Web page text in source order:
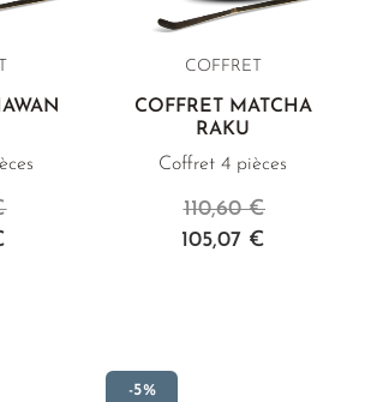
COFFRET
COFFRET MATCHA
RAKU
Coffret 4 pièces
105,07 €
110,60 €
-5%